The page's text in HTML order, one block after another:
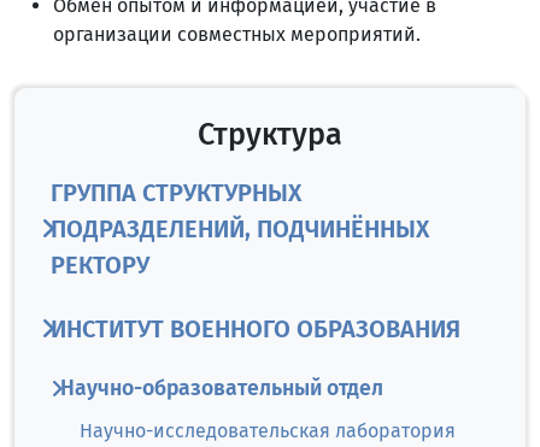
Обмен опытом и информацией, участие в
организации совместных мероприятий.
Структура
ГРУППА СТРУКТУРНЫХ
ПОДРАЗДЕЛЕНИЙ, ПОДЧИНЁННЫХ
РЕКТОРУ
ИНСТИТУТ ВОЕННОГО ОБРАЗОВАНИЯ
Научно-образовательный отдел
Научно-исследовательская лаборатория